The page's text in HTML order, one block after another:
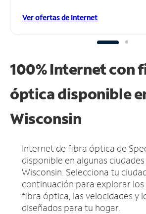
Ver ofertas de Internet
100% Internet con
óptica disponible
Wisconsin
Internet de fibra óptica de
disponible en algunas ciudades
Wisconsin. Selecciona tu
continuación para explorar los
fibra óptica, las velocidades y
diseñados para tu hogar.